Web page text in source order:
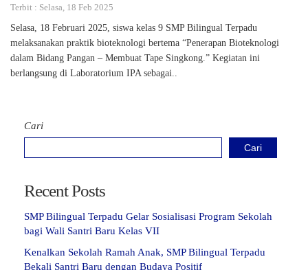
Terbit : Selasa, 18 Feb 2025
Selasa, 18 Februari 2025, siswa kelas 9 SMP Bilingual Terpadu
melaksanakan praktik bioteknologi bertema “Penerapan Bioteknologi
dalam Bidang Pangan – Membuat Tape Singkong.” Kegiatan ini
berlangsung di Laboratorium IPA sebagai..
Cari
Cari
Recent Posts
SMP Bilingual Terpadu Gelar Sosialisasi Program Sekolah
bagi Wali Santri Baru Kelas VII
Kenalkan Sekolah Ramah Anak, SMP Bilingual Terpadu
Bekali Santri Baru dengan Budaya Positif